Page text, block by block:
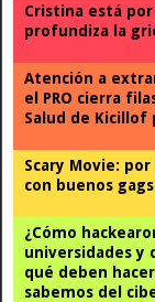
Cristina está
profundiza la
Atención a
el PRO cierra
Salud de Kicillof
Scary Movie:
con buenos gags
¿Cómo
universidades y
qué deben
sabemos del